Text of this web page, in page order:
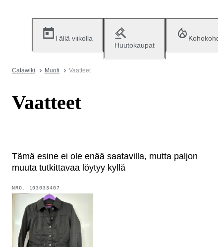
Tällä viikolla
Huutokaupat
Catawiki Muoti Vaatteet
Vaatteet
Tämä esine ei ole enää saatavilla, mutta paljon
muuta tutkittavaa löytyy kyllä
NRO. 103033407